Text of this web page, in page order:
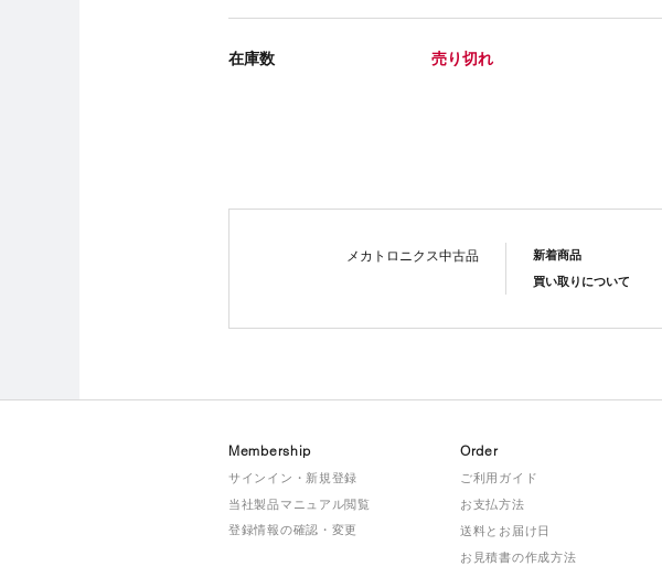
在庫数 売り切れ
メカトロニクス中古品
新着商品
買い取りについて
Membership
サインイン・新規登録
当社製品マニュアル閲覧
登録情報の確認・変更
Order
ご利用ガイド
お支払方法
送料とお届け日
お見積書の作成方法